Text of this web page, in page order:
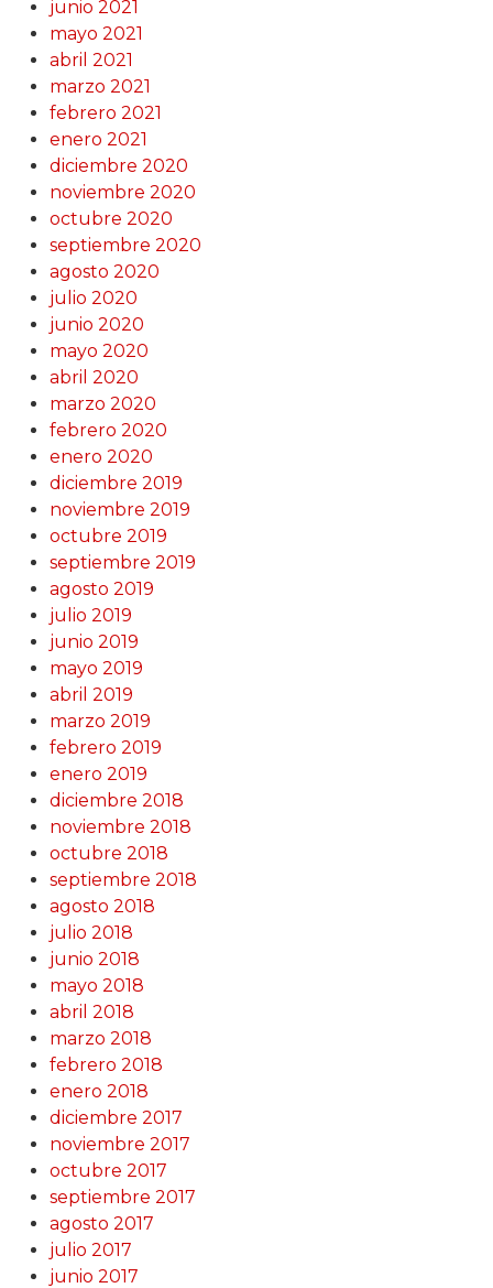
junio 2021
mayo 2021
abril 2021
marzo 2021
febrero 2021
enero 2021
diciembre 2020
noviembre 2020
octubre 2020
septiembre 2020
agosto 2020
julio 2020
junio 2020
mayo 2020
abril 2020
marzo 2020
febrero 2020
enero 2020
diciembre 2019
noviembre 2019
octubre 2019
septiembre 2019
agosto 2019
julio 2019
junio 2019
mayo 2019
abril 2019
marzo 2019
febrero 2019
enero 2019
diciembre 2018
noviembre 2018
octubre 2018
septiembre 2018
agosto 2018
julio 2018
junio 2018
mayo 2018
abril 2018
marzo 2018
febrero 2018
enero 2018
diciembre 2017
noviembre 2017
octubre 2017
septiembre 2017
agosto 2017
julio 2017
junio 2017